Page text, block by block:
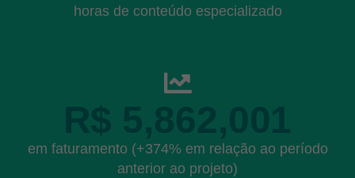
horas de conteúdo especializado
em faturamento (+374% em relação ao período
anterior ao projeto)
R$ 5,862,001